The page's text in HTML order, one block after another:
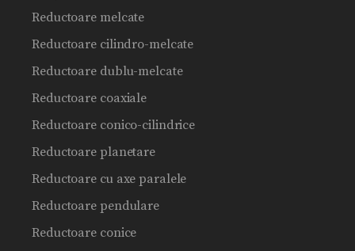
Reductoare melcate
Reductoare cilindro-melcate
Reductoare dublu-melcate
Reductoare coaxiale
Reductoare conico-cilindrice
Reductoare planetare
Reductoare cu axe paralele
Reductoare pendulare
Reductoare conice